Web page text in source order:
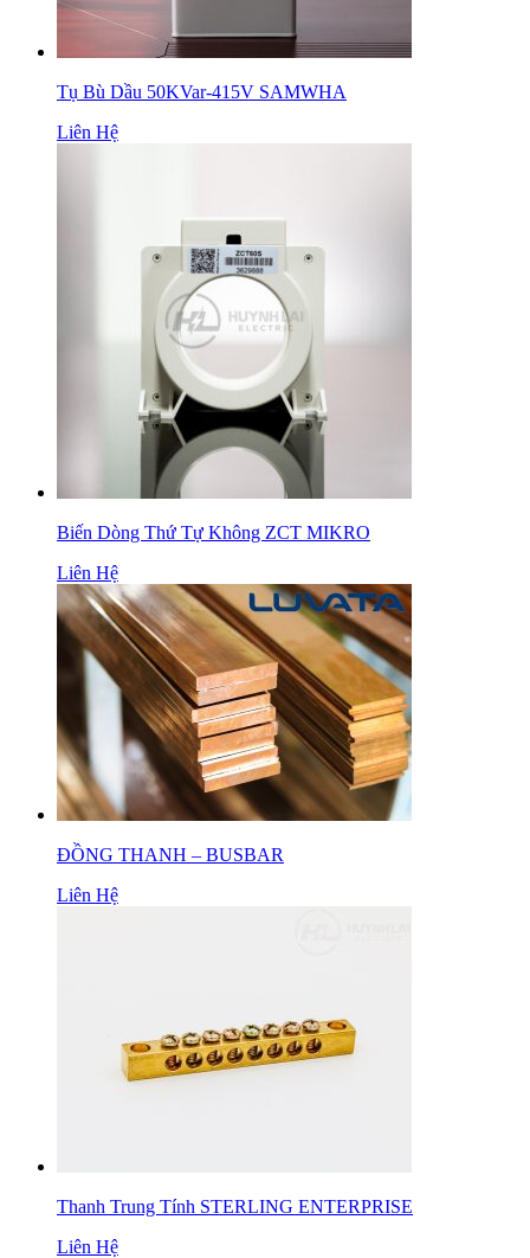
Tụ Bù Dầu 50KVar-415V SAMWHA
Liên Hệ
Biến Dòng Thứ Tự Không ZCT MIKRO
Liên Hệ
ĐỒNG THANH – BUSBAR
Liên Hệ
Thanh Trung Tính STERLING ENTERPRISE
Liên Hệ